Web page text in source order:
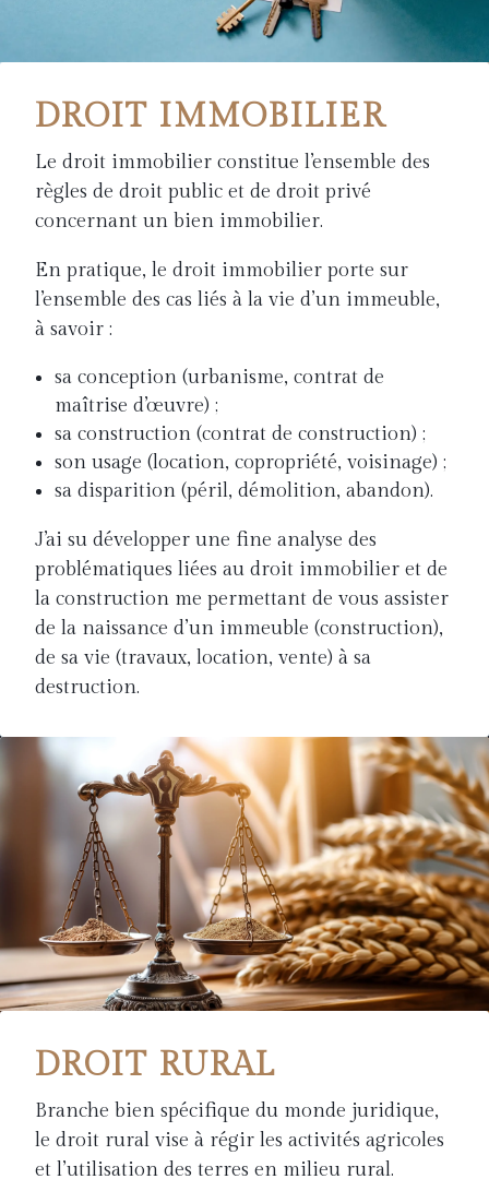
DROIT IMMOBILIER
Le droit immobilier constitue l’ensemble des
règles de droit public et de droit privé
concernant un bien immobilier.
En pratique, le droit immobilier porte sur
l’ensemble des cas liés à la vie d’un immeuble,
à savoir :
sa conception (urbanisme, contrat de
maîtrise d’œuvre) ;
sa construction (contrat de construction) ;
son usage (location, copropriété, voisinage) ;
sa disparition (péril, démolition, abandon).
J’ai su développer une fine analyse des
problématiques liées au droit immobilier et de
la construction me permettant de vous assister
de la naissance d’un immeuble (construction),
de sa vie (travaux, location, vente) à sa
destruction.
DROIT RURAL
Branche bien spécifique du monde juridique,
le droit rural vise à régir les activités agricoles
et l’utilisation des terres en milieu rural.